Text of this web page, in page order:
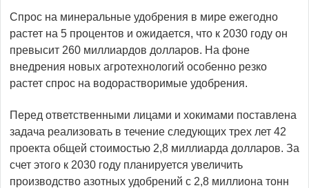
Спрос на минеральные удобрения в мире ежегодно
растет на 5 процентов и ожидается, что к 2030 году он
превысит 260 миллиардов долларов. На фоне
внедрения новых агротехнологий особенно резко
растет спрос на водорастворимые удобрения.
Перед ответственными лицами и хокимами поставлена
задача реализовать в течение следующих трех лет 42
проекта общей стоимостью 2,8 миллиарда долларов. За
счет этого к 2030 году планируется увеличить
производство азотных удобрений с 2,8 миллиона тонн